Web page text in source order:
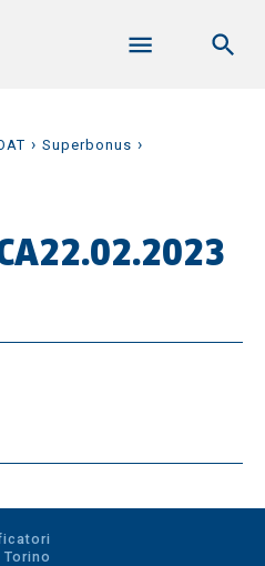
› Superbonus ›